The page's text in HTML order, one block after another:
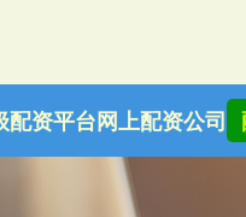
配资平台网上配资公司